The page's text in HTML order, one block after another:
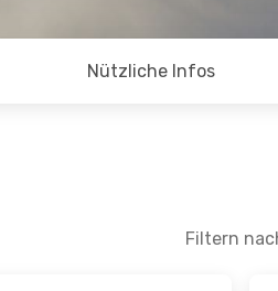
Nützliche Infos
Filtern